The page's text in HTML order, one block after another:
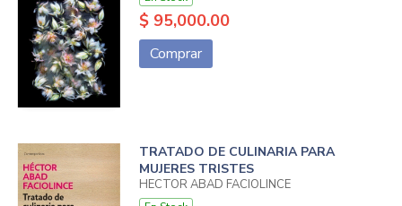
$ 95,000.00
Comprar
TRATADO DE CULINARIA PARA
MUJERES TRISTES
HECTOR ABAD FACIOLINCE